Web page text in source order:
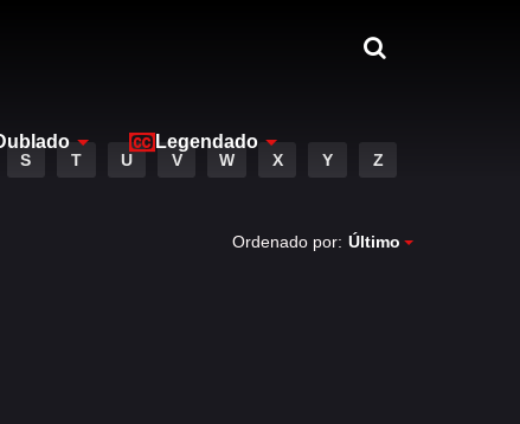
Legendado
S T U V W X Y Z
Ordenado por: Último